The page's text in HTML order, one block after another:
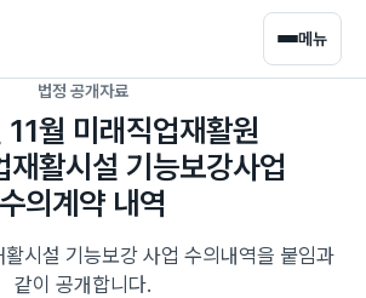
메뉴
법정 공개자료
월 미래직업재활원
재활시설 기능보강사업
수의계약 내역
시설 기능보강 사업 수의내역을 붙임과
같이 공개합니다.